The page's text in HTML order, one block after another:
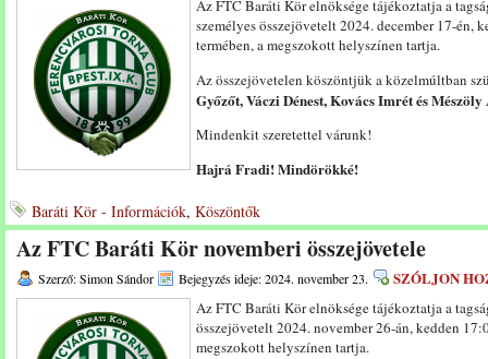
Az FTC Baráti Kör elnöksége tájékoztatja a
személyes összejövetelt 2024. december 17-én,
termében, a megszokott helyszínen tartja.
Az összejövetelen köszöntjük a közelmúltban
Győzőt, Váczi Dénest, Kovács Imrét és
Mindenkit szeretettel várunk!
Hajrá Fradi! Mindörökké!
Baráti Kör - Információk, Köszöntők
Az FTC Baráti Kör novemberi összejövetele
Szerző: Simon Sándor Bejegyzés ideje: 2024. november 23. SZÓLJON
Az FTC Baráti Kör elnöksége tájékoztatja a
összejövetelt 2024. november 26-án, kedden
megszokott helyszínen tartja.